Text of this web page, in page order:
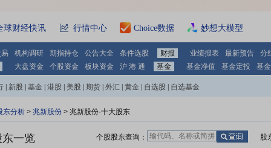
球财经快讯 行情中心 Choice数据 妙想大模型
机构调研 期指持仓 公告大全 条件选股 财报 业绩报表 最新预告
分
大盘资金
个股资金 板块资金 沪 港 通 基金 基金净值 基金定投 基
新股 基金 港股 美股 期货 外汇 黄金 自选股 自选基金
东分析 > 兆新股份 > 兆新股份-十大股东
一览 股
个股股东查询：